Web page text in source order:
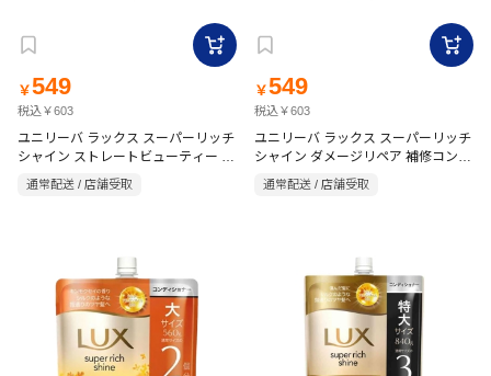
￥549
税込￥603
ユニリーバ ラックス スーパーリッチ
シャイン ストレートビューティー コ
ンディショナー 詰替 560g
通常配送 / 店舗受取
￥549
税込￥603
ユニリーバ ラックス スーパーリッチ
シャイン ダメージリペア 補修コンデ
ィショナー 詰替 560g
通常配送 / 店舗受取